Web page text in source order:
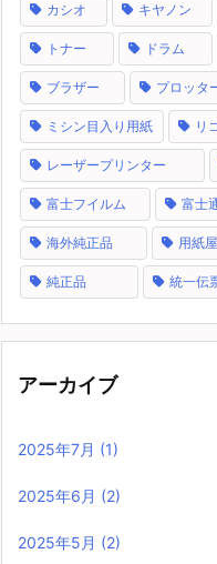
カシオ キヤノン
トナー ドラム
ブラザー プロッタ
ミシン目入り用紙 リ
レーザープリンター
富士フイルム 富士
海外純正品 用紙
純正品 統一伝
アーカイブ
2025年7月 (1)
2025年6月 (2)
2025年5月 (2)